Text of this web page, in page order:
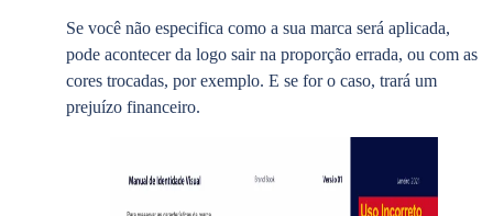
Se você não especifica como a sua marca será aplicada,
pode acontecer da logo sair na proporção errada, ou com as
cores trocadas, por exemplo. E se for o caso, trará um
prejuízo financeiro.